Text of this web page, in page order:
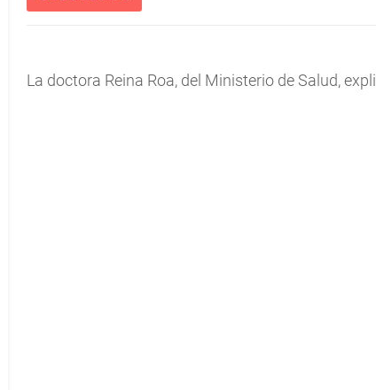
La doctora Reina Roa, del Ministerio de Salud,